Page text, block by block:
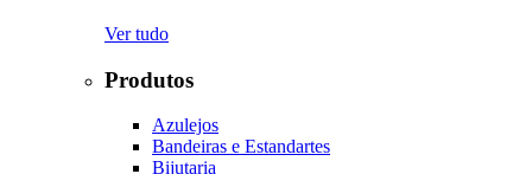
Ver tudo
Produtos
Azulejos
Bandeiras e Estandartes
Bijutaria